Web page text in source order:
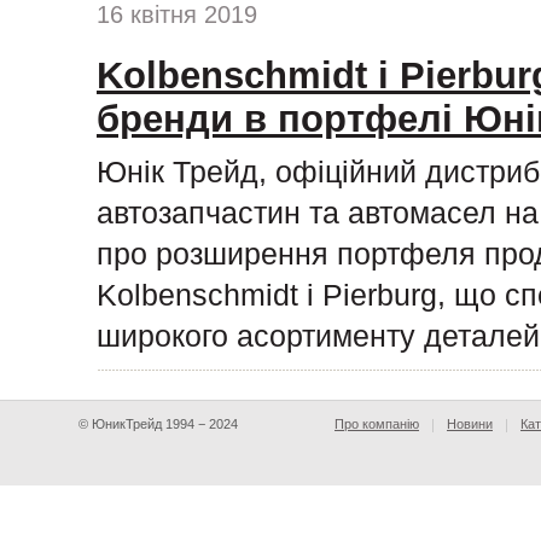
16 квітня 2019
Kolbenschmidt і
бренди в портфелі
Юнік Трейд, офіційний
автозапчастин та автомасел
про розширення портфеля
Kolbenschmidt і Pierburg, що
широкого асортименту
© ЮникТрейд 1994 − 2024 Про компанію Новини